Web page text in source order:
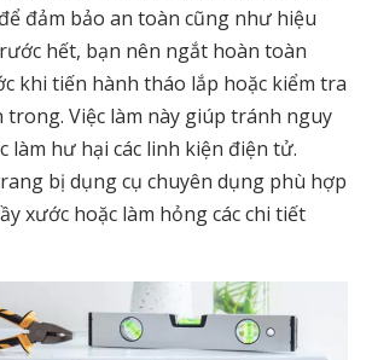
đảm bảo an toàn cũng như hiệu
hết, bạn nên ngắt hoàn toàn
khi tiến hành tháo lắp hoặc kiểm tra
trong. Việc làm này giúp tránh nguy
làm hư hại các linh kiện điện tử.
bị dụng cụ chuyên dụng phù hợp
xước hoặc làm hỏng các chi tiết